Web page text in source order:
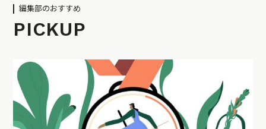
編集部のおすすめ
PICKUP